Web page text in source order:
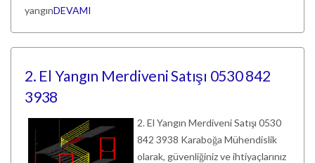
yangınDEVAMI
2. El Yangın Merdiveni Satışı 0530 842
3938
2. El Yangın Merdiveni Satışı 0530
842 3938 Karaboğa Mühendislik
olarak, güvenliğiniz ve ihtiyaçlarınız